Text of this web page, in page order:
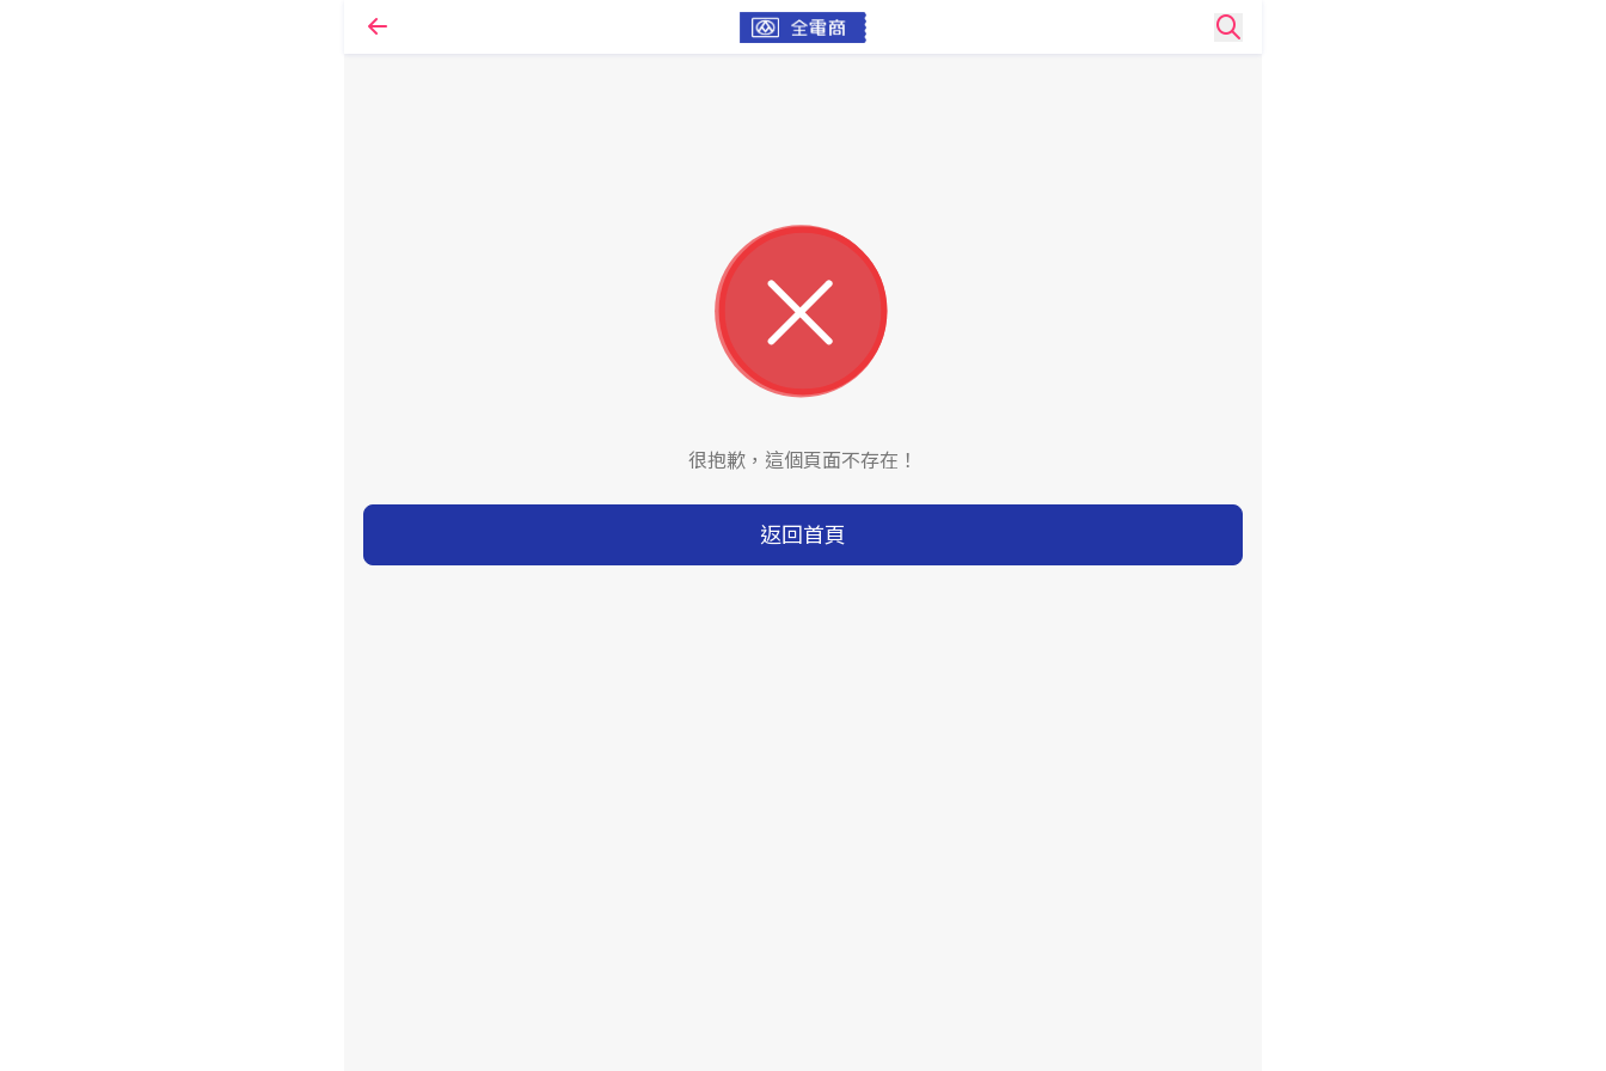
很抱歉，這個頁面不存在！
返回首頁